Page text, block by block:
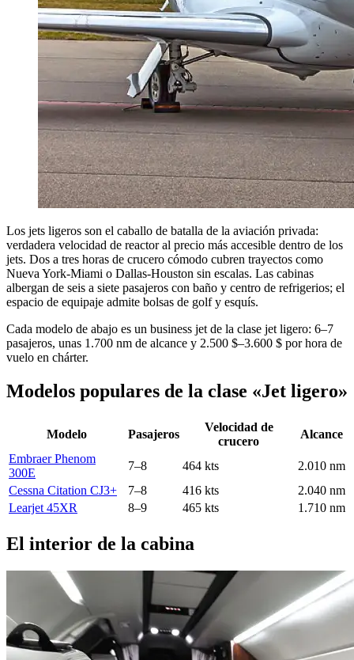
Los jets ligeros son el caballo de batalla de la aviación privada:
verdadera velocidad de reactor al precio más accesible dentro de los
jets. Dos a tres horas de crucero cómodo cubren trayectos como
Nueva York-Miami o Dallas-Houston sin escalas. Las cabinas
albergan de seis a siete pasajeros con baño y centro de refrigerios; el
espacio de equipaje admite bolsas de golf y esquís.
Cada modelo de abajo es un business jet de la clase jet ligero: 6–7
pasajeros, unas 1.700 nm de alcance y 2.500 $–3.600 $ por hora de
vuelo en chárter.
Modelos populares de la clase «Jet ligero»
Modelo Pasajeros
Velocidad de
crucero
Alcance
Embraer Phenom
300E
7–8 464 kts
2.010 nm
Cessna Citation CJ3+
7–8 416 kts
2.040 nm
Learjet 45XR
8–9 465 kts 1.710 nm
El interior de la cabina